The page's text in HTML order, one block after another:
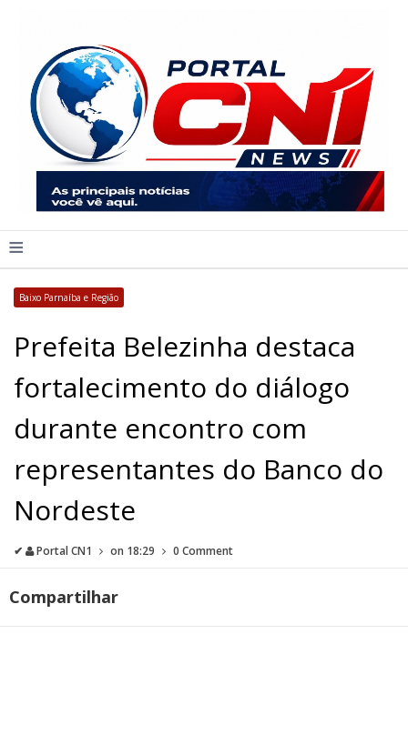
≡
Baixo Parnaíba e Região
Prefeita Belezinha destaca
fortalecimento do diálogo
durante encontro com
representantes do Banco do
Nordeste
✔ Portal CN1 on 18:29 0 Comment
Compartilhar